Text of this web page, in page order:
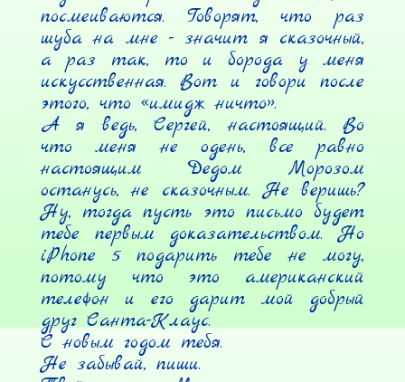
посмеиваются. Говорят, что раз
шуба на мне - значит я сказочный,
а раз так, то и борода у меня
искусственная. Вот и говори после
этого, что «имидж ничто».
А я ведь, Сергей, настоящий. Во
что меня не одень, все равно
настоящим Дедом Морозом
останусь, не сказочным. Не веришь?
Ну, тогда пусть это письмо будет
тебе первым доказательством. Но
iPhone 5 подарить тебе не могу,
потому что это американский
телефон и его дарит мой добрый
друг Санта-Клаус.
С новым годом тебя.
Не забывай, пиши.